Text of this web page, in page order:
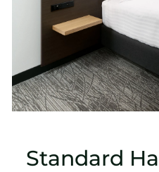
Standard